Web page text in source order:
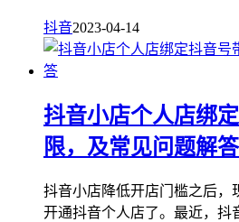
抖音2023-04-14
抖音小店个人店绑
限，及常见问题解答
抖音小店降低开店门槛之后，
开通抖音个人店了。最近，抖